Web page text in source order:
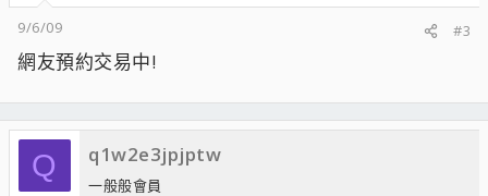
9/6/09
#3
網友預約交易中!
Q q1w2e3jpjptw
一般般會員